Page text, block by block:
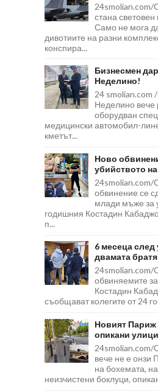
стана
Само не мога
дивотиите на разни
конспира...
Бизнесмен
Неделино!
24
Неделино вече
оборудван
медицински автомобил-
кметът...
Ново
убийството
обвинение се
млади мъже за
годишния Костадин
п...
6 месеца след
двамата
обвиняемите
Костадин
съобщават колегите от 24
Новият Париж
опикани улици
24smolian.com/
вече не е онзи
на бохемата,
неизчистени боклуци,